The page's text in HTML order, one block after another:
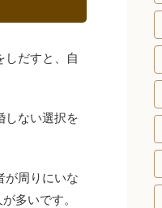
しだすと、自
しない選択を
が周りにいな
多いです。